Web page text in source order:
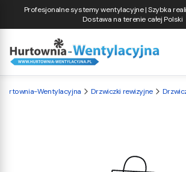
Profesjonalne systemy wentylacyjne | Szybka
Dostawa na terenie całej Polski
Hurtownia-Wentylacyjna Drzwiczki rewizyjne